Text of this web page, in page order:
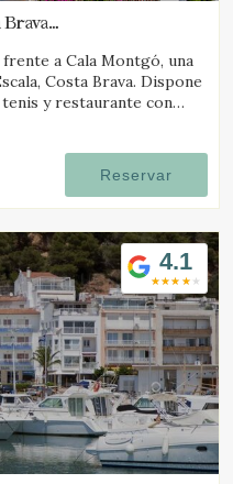
a Cala Montgó, una
Costa Brava. Dispone
Reservar
4.1